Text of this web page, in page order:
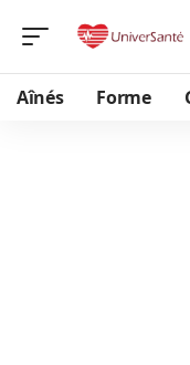
Aînés Forme